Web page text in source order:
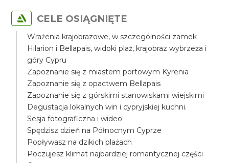
CELE OSIĄGNIĘTE
Wrażenia krajobrazowe, w szczególności zamek
Hilarion i Bellapais, widoki plaż, krajobraz wybrzeża i
góry Cypru
Zapoznanie się z miastem portowym Kyrenia
Zapoznanie się z opactwem Bellapais
Zapoznanie się z górskimi stanowiskami wiejskimi
Degustacja lokalnych win i cypryjskiej kuchni.
Sesja fotograficzna i wideo.
Spędzisz dzień na Północnym Cyprze
Popływasz na dzikich plażach
Poczujesz klimat najbardziej romantycznej części